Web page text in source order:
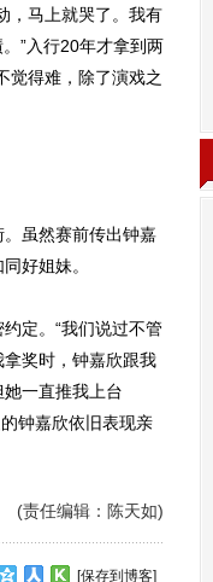
，马上就哭了。我有
”入行20年才拿到两
觉得难，除了演戏之
虽然赛前传出钟嘉
好姐妹。
定。“我们说过不管
奖时，钟嘉欣跟我
一直推我上台
钟嘉欣依旧表现亲
(责任编辑：陈天如)
[保存到博客]